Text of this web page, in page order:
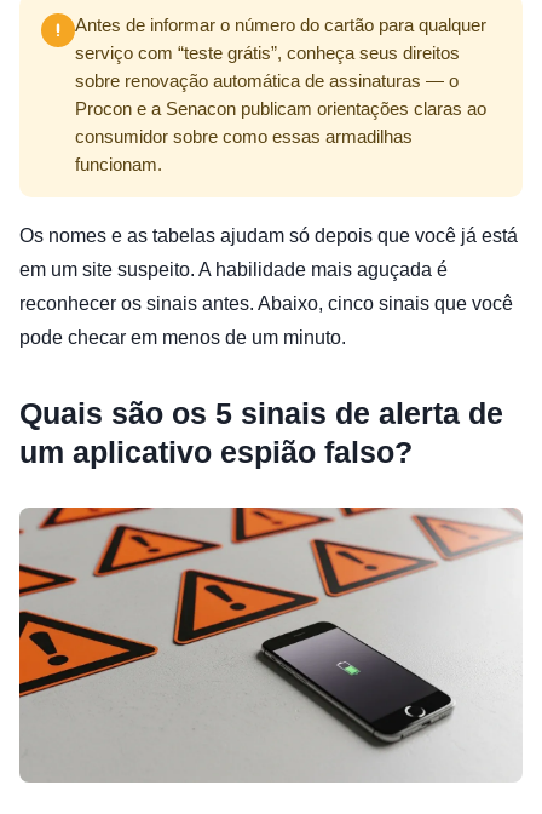
Antes de informar o número do cartão para qualquer
serviço com “teste grátis”, conheça seus direitos
sobre renovação automática de assinaturas — o
Procon e a Senacon publicam orientações claras ao
consumidor sobre como essas armadilhas
funcionam.
Os nomes e as tabelas ajudam só depois que você já está
em um site suspeito. A habilidade mais aguçada é
reconhecer os sinais antes. Abaixo, cinco sinais que você
pode checar em menos de um minuto.
Quais são os 5 sinais de alerta de
um aplicativo espião falso?